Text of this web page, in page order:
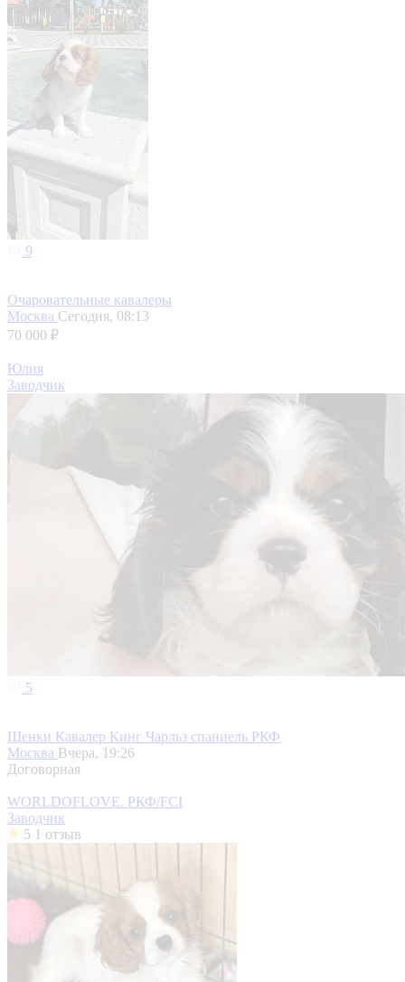
9
Очаровательные кавалеры
Москва Сегодня, 08:13
70 000 ₽
Юлия
Заводчик
5
Щенки Кавалер Кинг Чарльз спаниель РКФ
Москва Вчера, 19:26
Договорная
WORLDOFLOVE. РКФ/FCI
Заводчик
5 1 отзыв